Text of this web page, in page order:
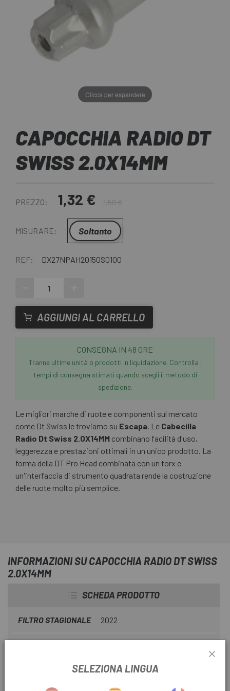
Clicca per espandere
CAPOCCHIA RADIO DT
SWISS 2.0X14MM
PREZZO: 1,32 € 1,50 €
MISURARE: Soltanto
REF: DX27NPAH20150S0100
AGGIUNGI AL CARRELLO
CONSEGNA IN 48 ORE
Tranne ultime unità o prodotti in liquidazione. Controlla i
tempi di consegna stimati quando scegli il metodo di
spedizione.
Le migliori marche di ruote e componenti sul mercato
come Dt Swiss le troviamo su Escapa. Le Cabecilla
Radio Dt Swiss 2.0X14MM combinano facilità d'uso,
leggerezza e prestazioni ottimali in un unico prodotto. La
forma della DT Pro Head combinata con un torx e
un'interfaccia di strumento quadrata rende la costruzione
delle ruote molto più semplice.
INFORMAZIONI SU CAPOCCHIA RADIO DT SWISS
2.0X14MM
SCHEDA PRODOTTO
FILTRO STAGIONALE 2022
INFORMAZIONI SUL PRODOTTO
SELEZIONA LINGUA